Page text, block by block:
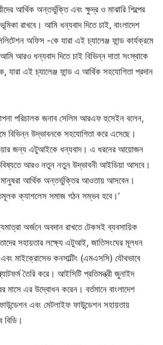
আর্থিক অন্তর্ভুক্তি এবং ক্ষুদ্র ও মাঝারি শিল্পের
রাখবে। আমি ধন্যবাদ দিতে চাই, বাংলাদেশ
অফিস -কে যারা এই চ্যালেঞ্জ ফান্ড কার্যক্রমে
আরও ধন্যবাদ দিতে চাই বিভিন্ন দাতা সংস্থাকে
যারা এই চ্যালেঞ্জ ফান্ড এ আর্থিক সহযোগিতা প্রদান
পরিচালক জনাব সেলিম আরএফ হুসেইন বলেন,
বিভিন্ন উদ্ভাবনকে সহযোগিতা করে এসেছে।
জন্য এটুআইকে ধন্যবাদ। এ ধরনের আয়োজন
আরও নতুন নতুন উদ্ভাবনী আইডিয়া আসবে।
মানুষরা আর্থিক অন্তর্ভুক্তির আওতায় আসবেন।
ক্যাশলেস সমাজ গঠন সম্ভব হবে।’
অর্জনে অবদান রাখতে টেকসই ব্যবসায়িক
সহায়তার লক্ষ্যে এটুআই, জাতিসংঘের মূলধন
মাইক্রোসেভ কনসাল্টিং (এমএসসি) যৌথভাবে
তৈরি করে। আইসিটি প্রতিমন্ত্রী জুনাইদ
এর উদ্বোধন করেন। বর্তমানে বাংলাদেশ
এবং মেটলাইফ ফাউন্ডেশন সহায়তায়
বিডি।